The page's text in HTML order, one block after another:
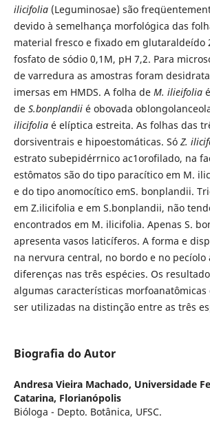
ilicifolia(Leguminosae) são
devido à semelhança morfológica das
material fresco e fixado em glutaraldeído
fosfato de sódio 0,1M, pH 7,2. Para
de varredura as amostras foram
imersas em HMDS. A folha de M. ilieifolia
de S.bonplandiié obovada
ilicifoliaé elíptica estreita. As folhas das
dorsiventrais e hipoestomáticas. Só Z.
estrato subepidérrnico ac1orofilado, na
estômatos são do tipo paracítico em M.
e do tipo anomocítico emS. bonplandii.
em Z.ilicifolia e em S.bonplandii, não
encontrados em M. ilicifolia. Apenas S.
apresenta vasos laticíferos. A forma e
na nervura central, no bordo e no pecíolo
diferenças nas três espécies. Os
algumas características
ser utilizadas na distinção entre as três
Biografia do Autor
Andresa Vieira Machado, Universidade
Catarina, Florianópolis
Bióloga - Depto. Botânica, UFSC.